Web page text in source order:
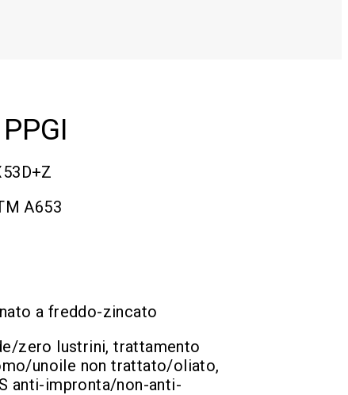
A653
a freddo-zincato
zero lustrini, trattamento
unoile non trattato/oliato,
anti-impronta/non-anti-